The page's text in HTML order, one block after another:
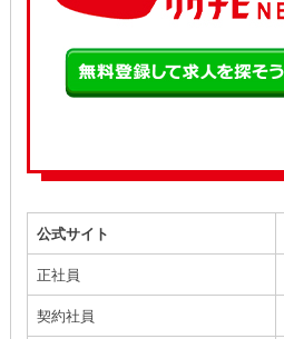
公式サイト
正社員
契約社員